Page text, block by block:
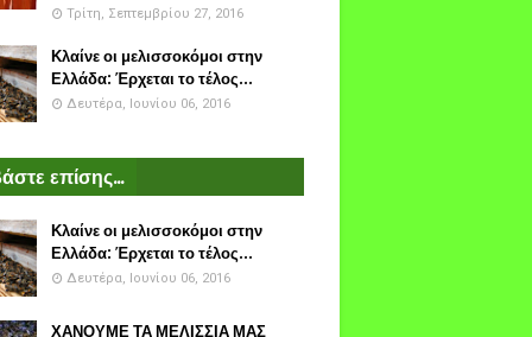
Τρίτη, Σεπτεμβρίου 27, 2016
Κλαίνε οι μελισσοκόμοι στην
Ελλάδα: Έρχεται το τέλος...
Δευτέρα, Ιουνίου 06, 2016
επίσης...
Κλαίνε οι μελισσοκόμοι στην
Ελλάδα: Έρχεται το τέλος...
Δευτέρα, Ιουνίου 06, 2016
ΧΑΝΟΥΜΕ ΤΑ ΜΕΛΙΣΣΙΑ ΜΑΣ